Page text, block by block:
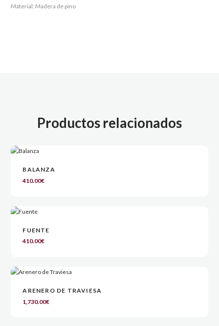
Material: Madera de pino
Productos relacionados
BALANZA
410.00€
FUENTE
410.00€
ARENERO DE TRAVIESA
1,730.00€